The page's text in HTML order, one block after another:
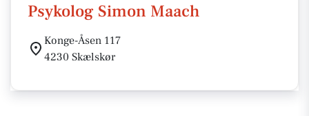
Psykolog Simon Maach
Konge-Åsen 117
4230 Skælskør